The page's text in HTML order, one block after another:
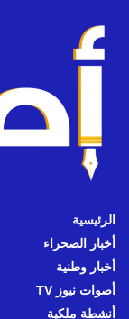
الرئيسية
أخبار الصحراء
أخبار وطنية
أصوات نيوز TV
أنشطة ملكية